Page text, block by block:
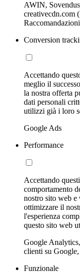
AWIN,
creativecdn.com
Conversion
Accettando
meglio il
la nostra offerta
dati personali
utilizzi già i loro
Google Ads
Performance
Accettando
comportamento
nostro sito web
ottimizzare il
l'esperienza
questo sito web
Google
clienti su
Funzionale